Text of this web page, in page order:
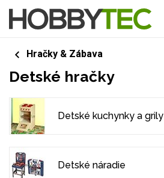
Hračky & Zábava
Detské hračky
Detské kuchynky a grily
Detské náradie